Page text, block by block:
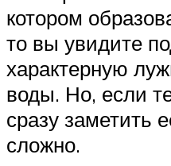
котором
то вы увидите
характерную
воды. Но, если
сразу заметить
сложно.